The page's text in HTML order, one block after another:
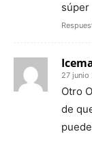
súper
27 junio
Otro
de